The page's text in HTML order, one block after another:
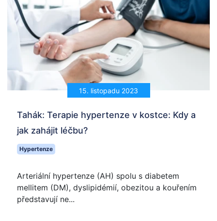
15. listopadu 2023
Tahák: Terapie hypertenze v kostce: Kdy a
jak zahájit léčbu?
Hypertenze
Arteriální hypertenze (AH) spolu s diabetem
mellitem (DM), dyslipidémií, obezitou a kouřením
představují ne...